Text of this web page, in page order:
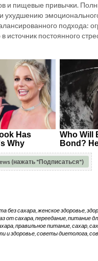
и пищевые привычки.
ухудшению
подхода:
постоянного
(нажать "Подписаться")
без сахара, женское здоровье,
от сахара переедание питание
правильное питание сахар
и здоровье советы диетолога